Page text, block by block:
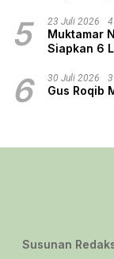
5 23 Juli 2026
Muktamar
Siapkan 6
6 30 Juli 2026
Gus Roqib
Susunan